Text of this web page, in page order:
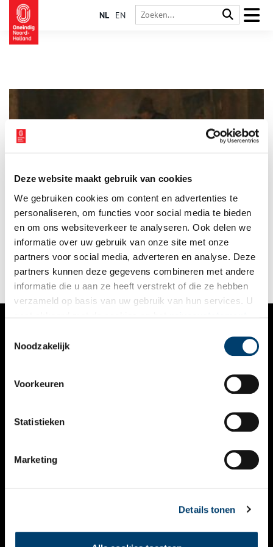
Deze website maakt gebruik van cookies
We gebruiken cookies om content en advertenties te
personaliseren, om functies voor social media te bieden
en om ons websiteverkeer te analyseren. Ook delen we
informatie over uw gebruik van onze site met onze
partners voor social media, adverteren en analyse. Deze
partners kunnen deze gegevens combineren met andere
informatie die u aan ze heeft verstrekt of die ze hebben
verzameld op basis van uw gebruik van hun services. U
Noodzakelijk
Voorkeuren
Statistieken
Marketing
Details tonen
NL EN
In de Purmer woonde enkele eeuwen geleden een woeste
struikrover, die opvallend genoeg meer bewonderd dan
gevreesd werd: Platte Thijs. Thijs was namelijk een rover met
een duivelse sluwheid maar het hart op de juiste plaats. Hij
stal van de rijken en gaf aan de armen, als een ware Robin
Hood.
VERHALEN
KALENDER
THEMA’S
VIDEO’S
CONTACT